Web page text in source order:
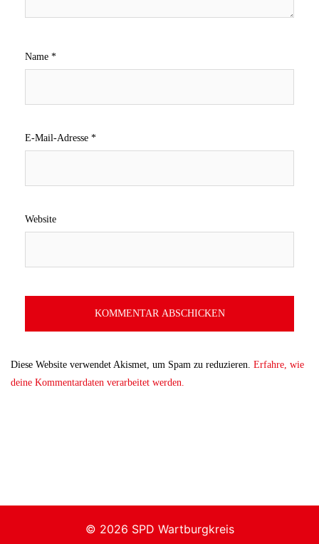
Name *
E-Mail-Adresse *
Website
Diese Website verwendet Akismet, um Spam zu reduzieren. Erfahre, wie
deine Kommentardaten verarbeitet werden.
© 2026 SPD Wartburgkreis